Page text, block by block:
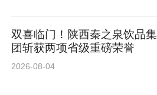
双喜临门！陕西秦之泉饮品集
团斩获两项省级重磅荣誉
2026-08-04